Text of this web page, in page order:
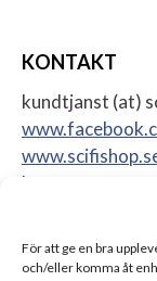
För att ge en bra
och/eller komma åt
KONTAKT
kundtjanst (at)
konto
Sweden